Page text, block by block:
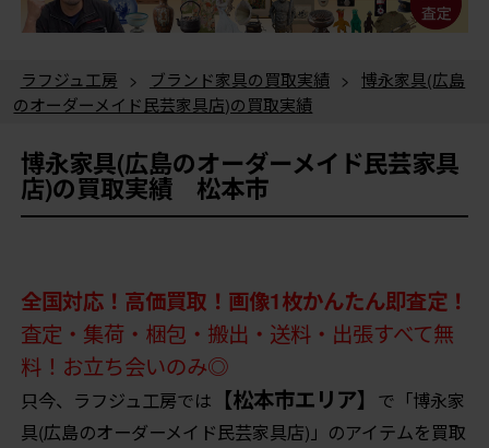
ラフジュ工房 > ブランド家具の買取実績 > 博永家具(広島
のオーダーメイド民芸家具店)の買取実績
博永家具(広島のオーダーメイド民芸家具
店)の買取実績 松本市
全国対応！高価買取！画像1枚かんたん即査定！
査定・集荷・梱包・搬出・送料・出張すべて無
料！お立ち会いのみ◎
只今、ラフジュ工房では 【松本市エリア】 で「博永家
具(広島のオーダーメイド民芸家具店)」のアイテムを買取